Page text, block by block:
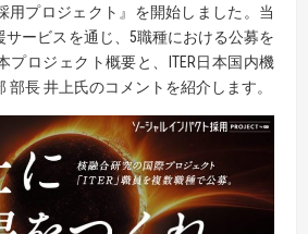
用プロジェクト』を開始しました。当
サービスを通じ、5職種における公募を
プロジェクト概要と、ITER日本国内機
部長 井上氏のコメントを紹介します。